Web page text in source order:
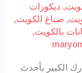
, ديكورات
, صباغ الكويت,
بالكويت,
الكبير بأحدث